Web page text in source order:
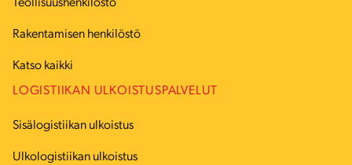
Teollisuushenkilöstö
Rakentamisen henkilöstö
Katso kaikki
LOGISTIIKAN ULKOISTUSPALVELUT
Sisälogistiikan ulkoistus
Ulkologistiikan ulkoistus